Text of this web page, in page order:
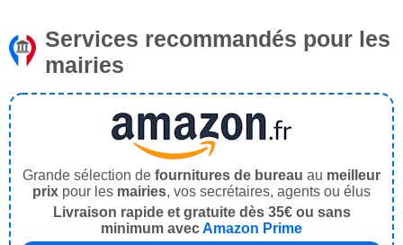
Services recommandés pour les
mairies
Grande sélection de fournitures de bureau au meilleur
prix pour les mairies, vos secrétaires, agents ou élus
Livraison rapide et gratuite dès 35€ ou sans
minimum avecAmazon Prime